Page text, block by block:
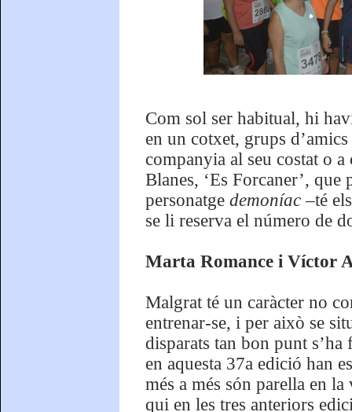
Com sol ser habitual, hi
en un cotxet, grups
companyia al seu costat o
Blanes, ‘Es Forcaner’, que
personatge demoníac–té
se li reserva el número de
Marta Romance i Víctor
Malgrat té un caràcter no
entrenar-se, i per això se
disparats tan bon punt s’ha
en aquesta 37a edició han
més a més són parella en
qui en les tres anteriors